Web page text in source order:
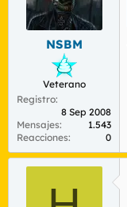
NSBM
Veterano
Registro
8 Sep 2008
Mensajes
1.543
Reacciones
0